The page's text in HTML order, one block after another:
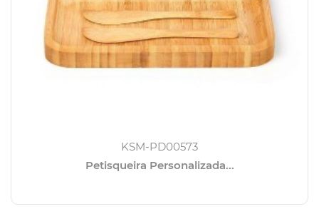
KSM-PD00573
Petisqueira Personalizada...